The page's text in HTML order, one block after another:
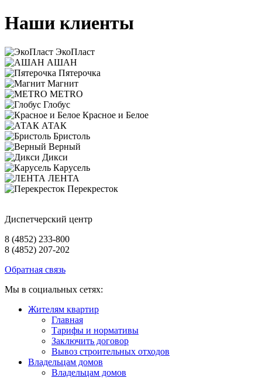
Наши клиенты
ЭкоПласт
АШАН
Пятерочка
Магнит
METRO
Глобус
Красное и Белое
АТАК
Бристоль
Верный
Дикси
Карусель
ЛЕНТА
Перекресток
Диспетчерский центр
8 (4852) 233-800
8 (4852) 207-202
Обратная связь
Мы в социальных сетях:
Жителям квартир
Главная
Тарифы и нормативы
Заключить договор
Вывоз строительных отходов
Владельцам домов
Владельцам домов